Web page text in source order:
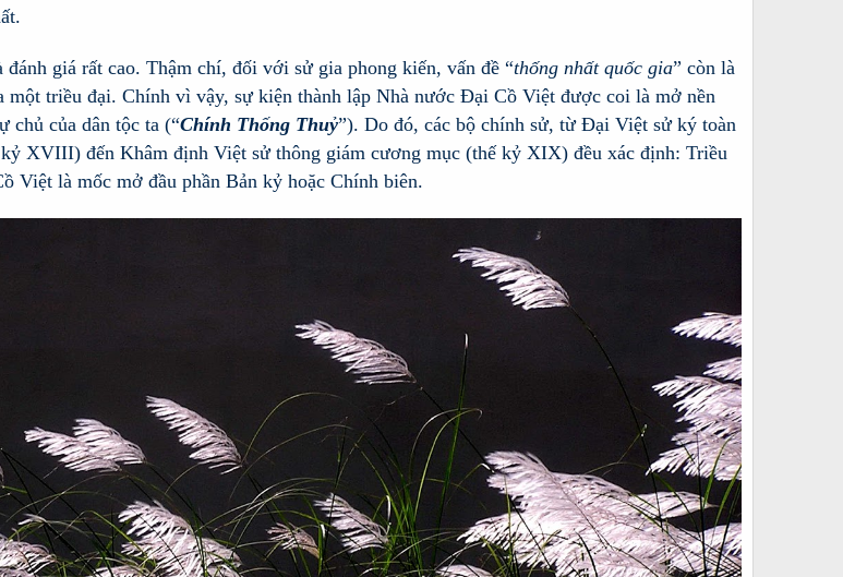
giá rất cao. Thậm chí, đối với sử gia phong kiến, vấn đề “thống nhất quốc gia” còn là
một triều đại. Chính vì vậy, sự kiện thành lập Nhà nước Đại Cồ Việt được coi là mở nền
chủ của dân tộc ta (“Chính Thống Thuỷ”). Do đó, các bộ chính sử, từ Đại Việt sử ký toàn
XVIII) đến Khâm định Việt sử thông giám cương mục (thế kỷ XIX) đều xác định: Triều
Việt là mốc mở đầu phần Bản kỷ hoặc Chính biên.